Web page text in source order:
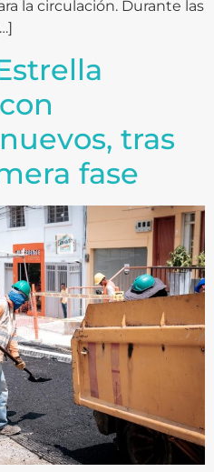
la circulación. Durante las
tras
fase